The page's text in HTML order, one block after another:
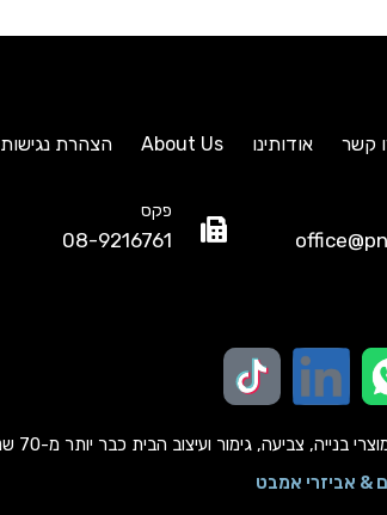
קשר אודותינו About Us הצהרת נגישות
פקס
08-9216761
צביעה, גימור ועיצוב הבית כבר יותר מ-70 שנה.